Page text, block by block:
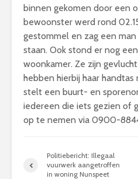
binnen gekomen door een
bewoonster werd rond
gestommel en zag een man
staan. Ook stond er nog
woonkamer. Ze zijn
hebben hierbij haar
stelt een buurt- en
iedereen die iets gezien of
op te nemen via 0900-
Politiebericht: Illegaal
vuurwerk aangetroffen
in woning Nunspeet